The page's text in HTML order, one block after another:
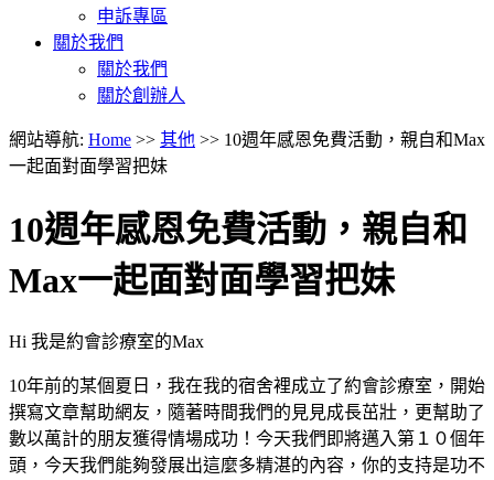
申訴專區
關於我們
關於我們
關於創辦人
網站導航: Home >> 其他 >> 10週年感恩免費活動，親自和Max
一起面對面學習把妹
10週年感恩免費活動，親自和
Max一起面對面學習把妹
Hi 我是約會診療室的Max
10年前的某個夏日，我在我的宿舍裡成立了約會診療室，開始
撰寫文章幫助網友，隨著時間我們的見見成長茁壯，更幫助了
數以萬計的朋友獲得情場成功！今天我們即將邁入第１０個年
頭，今天我們能夠發展出這麼多精湛的內容，你的支持是功不